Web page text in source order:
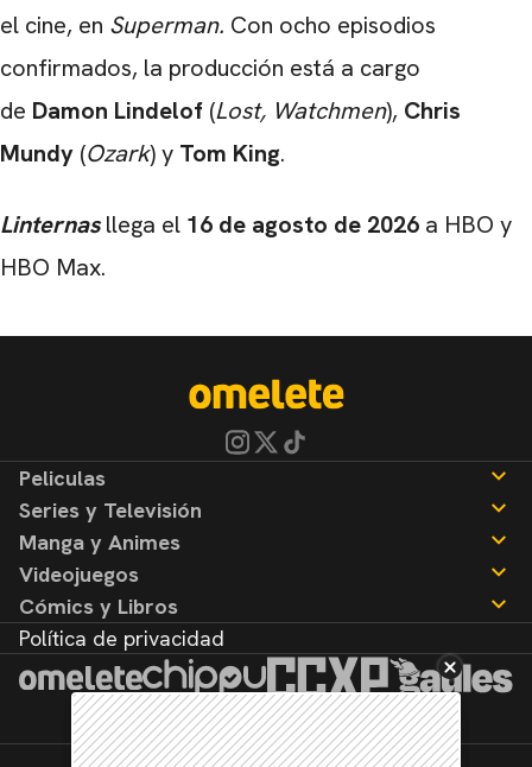
el cine, en Superman. Con ocho episodios
confirmados, la producción está a cargo
de Damon Lindelof (Lost, Watchmen), Chris
Mundy (Ozark) y Tom King.
Linternasllega el 16 de agosto de 2026 a HBO y
HBO Max.
Peliculas
Reseñas
Series y Televisión
Noticias
Reseñas
Manga y Animes
Noticias
Reseñas
Videojuegos
Noticias
Reseñas
Cómics y Libros
Noticias
Reseñas
Política de privacidad